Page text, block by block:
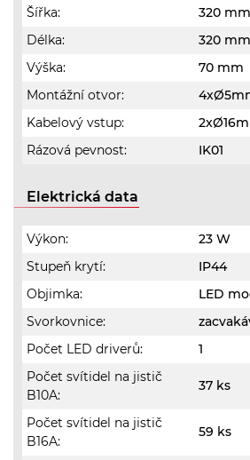
Šířka:
320 mm
Délka:
320 mm
Výška:
70 mm
Montážní otvor:
Kabelový vstup:
Rázová pevnost:
IK01
Elektrická data
Výkon:
23 W
Stupeň krytí:
IP44
Objimka:
LED
Svorkovnice:
Počet LED driverů:
1
Počet svítidel na jistič
B10A:
37 ks
Počet svítidel na jistič
B16A:
59 ks